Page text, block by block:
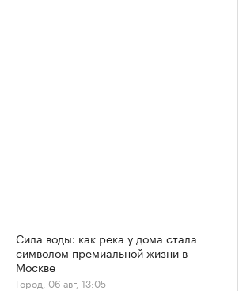
Сила воды: как река у дома стала
символом премиальной жизни в
Москве
Город, 06 авг, 13:05